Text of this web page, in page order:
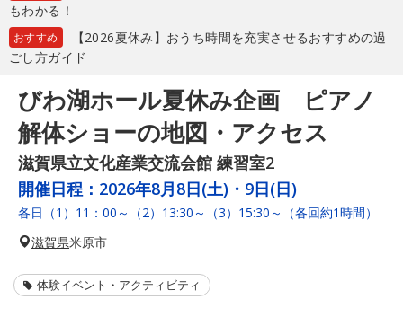
もわかる！
おすすめ
【2026夏休み】おうち時間を充実させるおすすめの過
ごし方ガイド
びわ湖ホール夏休み企画 ピアノ
解体ショーの地図・アクセス
滋賀県立文化産業交流会館 練習室2
開催日程： 2026年8月8日(土)・9日(日)
各日（1）11：00～（2）13:30～（3）15:30～（各回約1時間）
滋賀県米原市
体験イベント・アクティビティ